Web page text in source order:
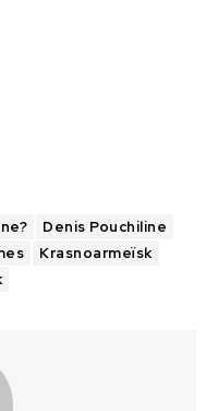
Denis Pouchiline
Krasnoarmeïsk